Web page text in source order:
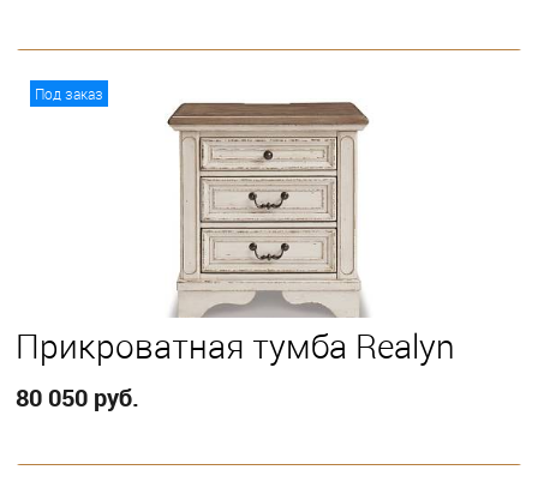
Под заказ
Прикроватная тумба Realyn
80 050 руб.